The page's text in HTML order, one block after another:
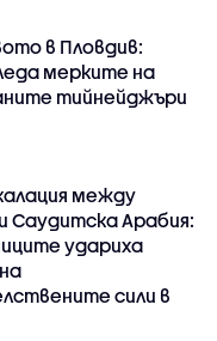
в Пловдив:
мерките на
тийнейджъри
между
Саудитска Арабия:
удариха
сили в